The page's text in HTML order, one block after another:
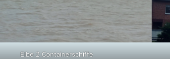
Elbe 2 Containerschiffe